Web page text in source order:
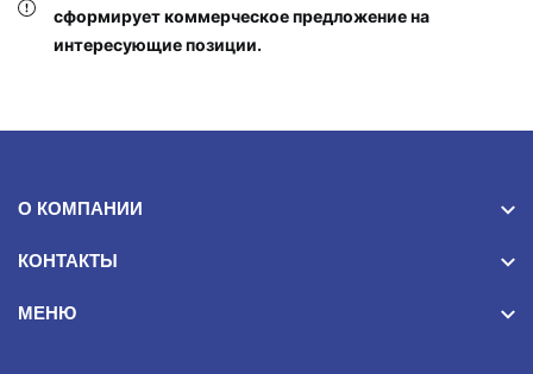
сформирует коммерческое предложение на
интересующие позиции.
О КОМПАНИИ
КОНТАКТЫ
МЕНЮ